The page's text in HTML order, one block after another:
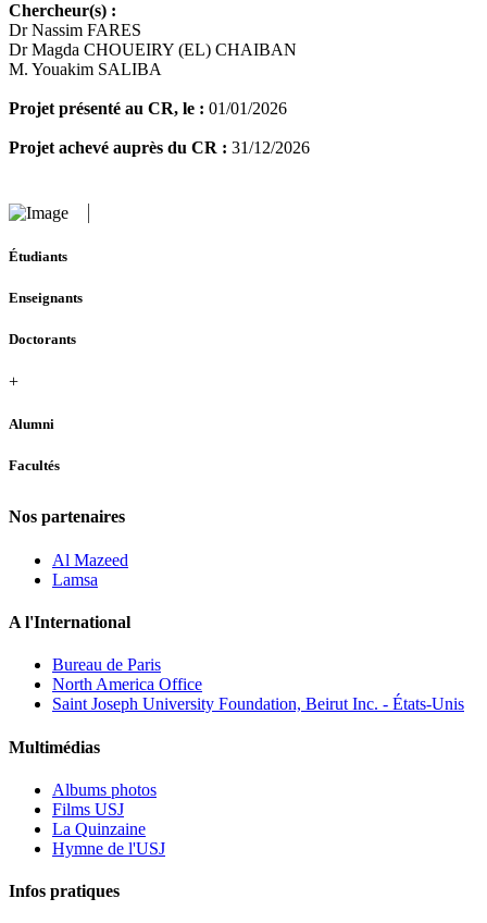
Chercheur(s) :
Dr Nassim FARES
Dr Magda CHOUEIRY (EL) CHAIBAN
M. Youakim SALIBA
Projet présenté au CR, le : 01/01/2026
Projet achevé auprès du CR : 31/12/2026
Étudiants
Enseignants
Doctorants
+
Alumni
Facultés
Nos partenaires
Al Mazeed
Lamsa
A l'International
Bureau de Paris
North America Office
Saint Joseph University Foundation, Beirut Inc. - États-Unis
Multimédias
Albums photos
Films USJ
La Quinzaine
Hymne de l'USJ
Infos pratiques